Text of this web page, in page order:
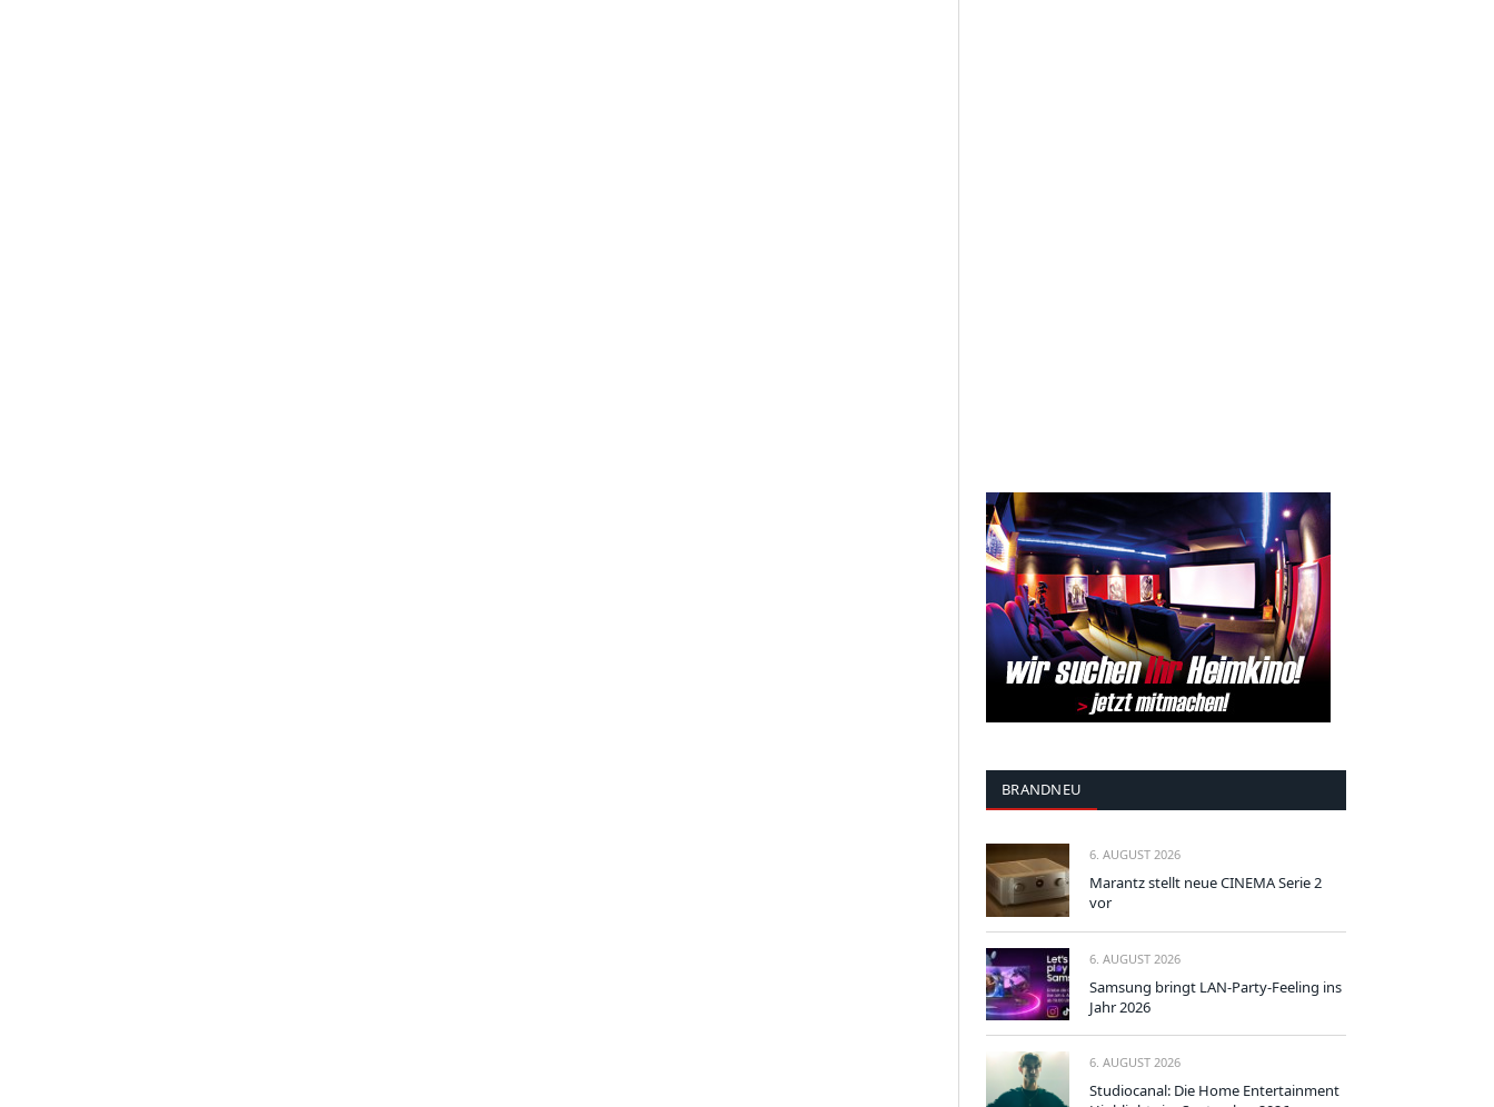
BRANDNEU
6. AUGUST 2026
Marantz stellt neue CINEMA Serie 2
vor
6. AUGUST 2026
Samsung bringt LAN-Party-Feeling ins
Jahr 2026
6. AUGUST 2026
Studiocanal: Die Home Entertainment